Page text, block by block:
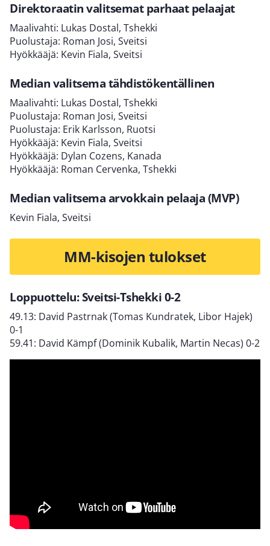
Direktoraatin valitsemat parhaat pelaajat
Maalivahti: Lukas Dostal, Tshekki
Puolustaja: Roman Josi, Sveitsi
Hyökkääjä: Kevin Fiala, Sveitsi
Median valitsema tähdistökentällinen
Maalivahti: Lukas Dostal, Tshekki
Puolustaja: Roman Josi, Sveitsi
Puolustaja: Erik Karlsson, Ruotsi
Hyökkääjä: Kevin Fiala, Sveitsi
Hyökkääjä: Dylan Cozens, Kanada
Hyökkääjä: Roman Cervenka, Tshekki
Median valitsema arvokkain pelaaja (MVP)
Kevin Fiala, Sveitsi
MM-kisojen tulokset
Loppuottelu: Sveitsi-Tshekki 0-2
49.13: David Pastrnak (Tomas Kundratek, Libor Hajek)
0-1
59.41: David Kämpf (Dominik Kubalik, Martin Necas) 0-2